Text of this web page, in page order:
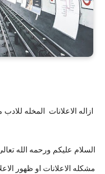
ازاله الاعلانات المخله
السلام عليكم ورحمه الله
مشكله الاعلانات او ظهور